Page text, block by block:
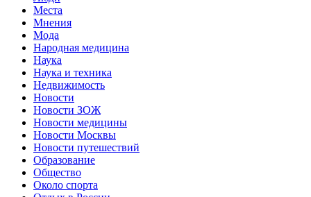
Места
Мнения
Мода
Народная медицина
Наука
Наука и техника
Недвижимость
Новости
Новости ЗОЖ
Новости медицины
Новости Москвы
Новости путешествий
Образование
Общество
Около спорта